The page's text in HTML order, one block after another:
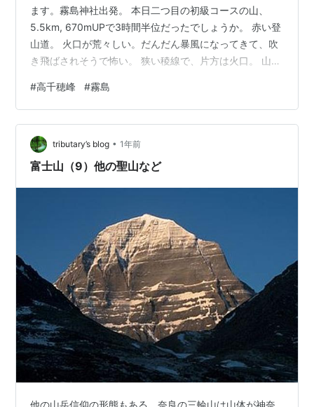
ます。霧島神社出発。 本日二つ目の初級コースの山、
5.5km, 670mUPで3時間半位だったでしょうか。 赤い登
山道。 火口が荒々しい。だんだん暴風になってきて、吹
き飛ばされそうで怖い。 狭い稜線で、片方は火口。 山頂
国岳。 下山途中に振り返る。 この火口の周り、本当に暴
風で時々座り込む。 帰りもビビりながら、火口を覗いて
みる。 火口越しに、桜島。 手前はピンク色のミヤマキリ
シマ。この火口にもたくさん咲くころにいつか来てみた
い。 FUJIFILM X-T30, XF18mmF2 撮影日 2…
#高千穂峰 #霧島
tributary’s blog • 1年前
富士山（9）他の聖山など
他の山岳信仰の形態もある。奈良の三輪山は山体が神奈